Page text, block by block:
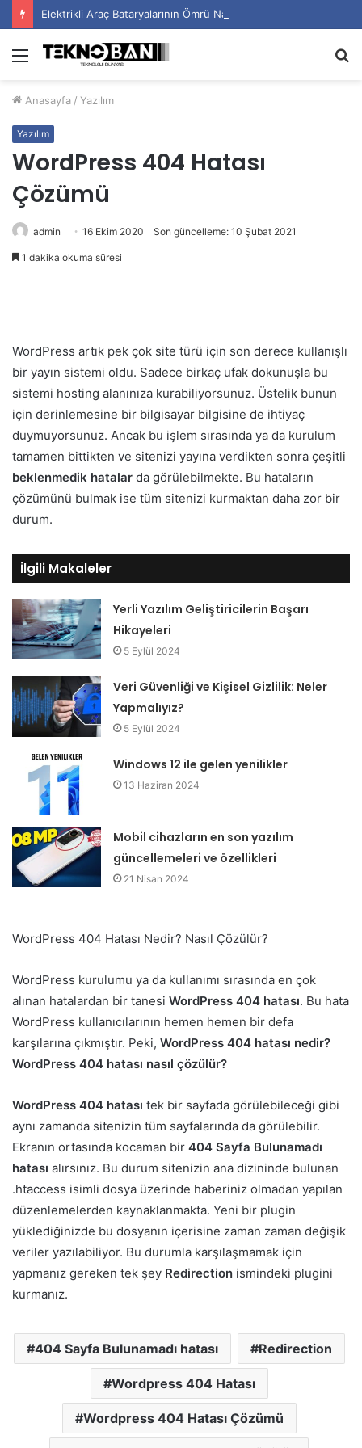
Elektrikli Araç Bataryalarının Ömrü Nasıl Uzatılır?
Menü
Anasayfa / Yazılım
Yazılım
WordPress 404 Hatası
Çözümü
admin 16 Ekim 2020 Son güncelleme: 10 Şubat 2021
1 dakika okuma süresi
WordPress artık pek çok site türü için son derece kullanışlı
bir yayın sistemi oldu. Sadece birkaç ufak dokunuşla bu
sistemi hosting alanınıza kurabiliyorsunuz. Üstelik bunun
için derinlemesine bir bilgisayar bilgisine de ihtiyaç
duymuyorsunuz. Ancak bu işlem sırasında ya da kurulum
tamamen bittikten ve sitenizi yayına verdikten sonra çeşitli
beklenmedik hatalar da görülebilmekte. Bu hataların
çözümünü bulmak ise tüm sitenizi kurmaktan daha zor bir
durum.
İlgili Makaleler
Yerli Yazılım Geliştiricilerin Başarı
Hikayeleri
5 Eylül 2024
Veri Güvenliği ve Kişisel Gizlilik: Neler
Yapmalıyız?
5 Eylül 2024
Windows 12 ile gelen yenilikler
13 Haziran 2024
Mobil cihazların en son yazılım
güncellemeleri ve özellikleri
21 Nisan 2024
WordPress 404 Hatası Nedir? Nasıl Çözülür?
WordPress kurulumu ya da kullanımı sırasında en çok
alınan hatalardan bir tanesi WordPress 404 hatası. Bu hata
WordPress kullanıcılarının hemen hemen bir defa
karşılarına çıkmıştır. Peki, WordPress 404 hatası nedir?
WordPress 404 hatası nasıl çözülür?
WordPress 404 hatası tek bir sayfada görülebileceği gibi
aynı zamanda sitenizin tüm sayfalarında da görülebilir.
Ekranın ortasında kocaman bir 404 Sayfa Bulunamadı
hatası alırsınız. Bu durum sitenizin ana dizininde bulunan
.htaccess isimli dosya üzerinde haberiniz olmadan yapılan
düzenlemelerden kaynaklanmakta. Yeni bir plugin
yüklediğinizde bu dosyanın içerisine zaman zaman değişik
veriler yazılabiliyor. Bu durumla karşılaşmamak için
yapmanız gereken tek şey Redirection ismindeki plugini
kurmanız.
404 Sayfa Bulunamadı hatası Redirection
Wordpress 404 Hatası
Wordpress 404 Hatası Çözümü